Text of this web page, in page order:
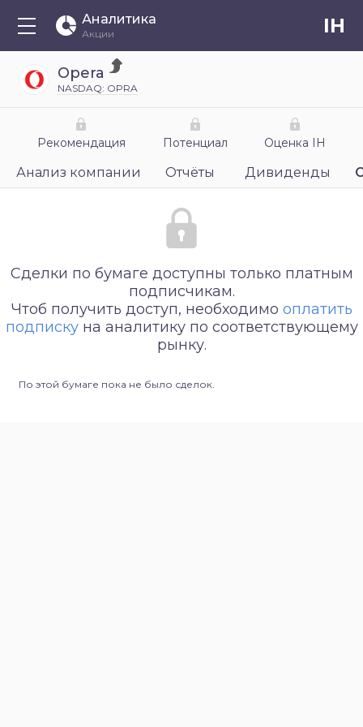
Аналитика
Акции IH
Opera
NASDAQ: OPRA
Рекомендация Потенциал Оценка IH
Анализ компании Отчёты Дивиденды
Сделки по бумаге доступны только платным
подписчикам.
Чтоб получить доступ, необходимо оплатить
подпискуна аналитику по соответствующему
рынку.
По этой бумаге пока не было сделок.